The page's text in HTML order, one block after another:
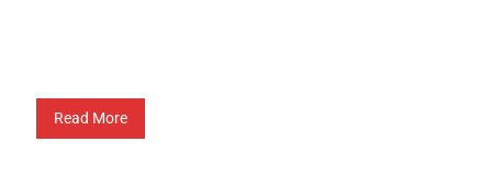
Read More